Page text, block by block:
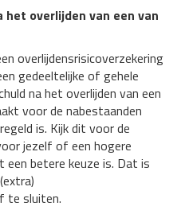
overlijden van een van
overlijdensrisicoverzekering
gedeeltelijke of gehele
na het overlijden van een
voor de nabestaanden
is. Kijk dit voor de
jezelf of een hogere
een betere keuze is. Dat is
te sluiten.